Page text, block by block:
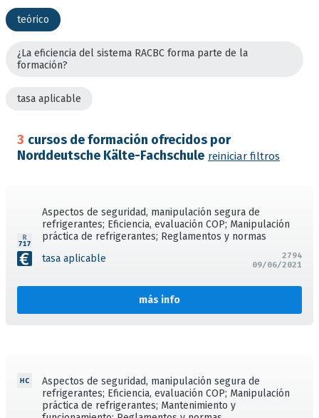
teórico
¿La eficiencia del sistema RACBC forma parte de la
formación?
tasa aplicable
3 cursos de formación ofrecidos por
Norddeutsche Kälte-Fachschule reiniciar filtros
Aspectos de seguridad, manipulación segura de
refrigerantes; Eficiencia, evaluación COP; Manipulación
práctica de refrigerantes; Reglamentos y normas
tasa aplicable
más info
2794
09/06/2021
Aspectos de seguridad, manipulación segura de
refrigerantes; Eficiencia, evaluación COP; Manipulación
práctica de refrigerantes; Mantenimiento y